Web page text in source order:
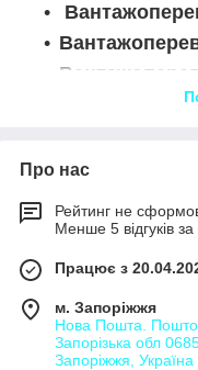
Про нас
Рейтинг не
Менше 5 відгуків за
Працює з
м. Запоріжжя
Нова Пошта.
Запорізька обл
Запоріжжя, Україна